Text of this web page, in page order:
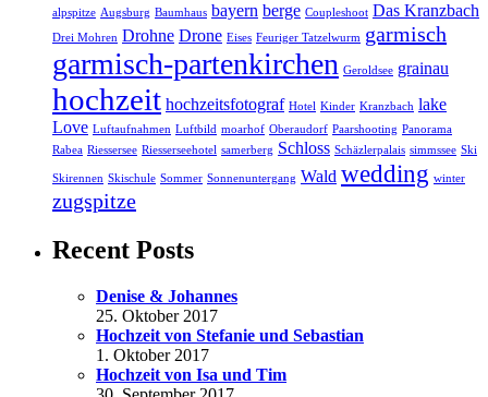
alpspitze Augsburg Baumhaus bayern berge Coupleshoot Das Kranzbach
Drei Mohren Drohne Drone Eises Feuriger Tatzelwurm garmisch
garmisch-partenkirchen Geroldsee grainau
hochzeit hochzeitsfotograf Hotel Kinder Kranzbach lake
Love Luftaufnahmen Luftbild moarhof Oberaudorf Paarshooting Panorama
Rabea Riessersee Riesserseehotel samerberg Schloss Schäzlerpalais simmssee Ski
Skirennen Skischule Sommer Sonnenuntergang Wald wedding winter
zugspitze
Recent Posts
Denise & Johannes
25. Oktober 2017
Hochzeit von Stefanie und Sebastian
1. Oktober 2017
Hochzeit von Isa und Tim